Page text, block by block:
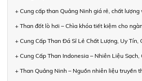
+ Cung cấp than Quảng Ninh giá rẻ, chất
+ Than đốt lò hơi – Chìa khóa tiết kiệm cho
+ Cung Cấp Than Đá Sỉ Lẻ Chất Lượng, Uy Tín,
+ Cung Cấp Than Indonesia – Nhiên Liệu Sạch,
+ Than Quảng Ninh – Nguồn nhiên liệu truyền